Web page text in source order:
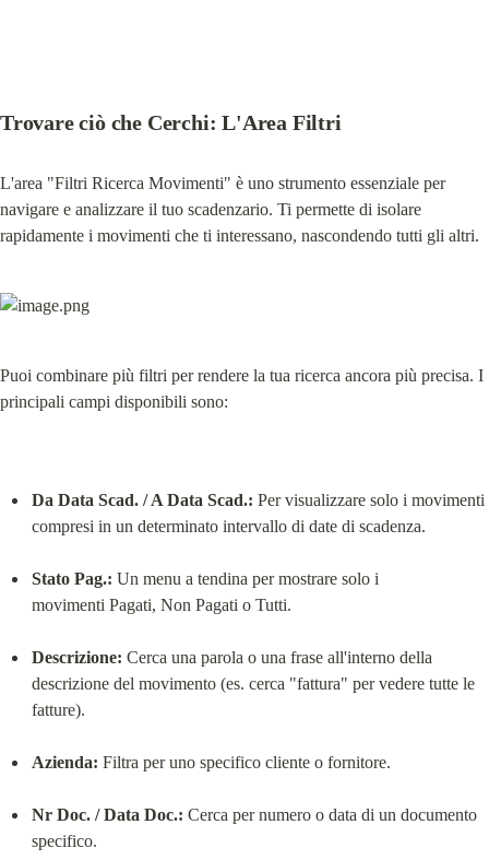
Trovare ciò che Cerchi: L'Area Filtri
L'area "Filtri Ricerca Movimenti" è uno strumento essenziale per
navigare e analizzare il tuo scadenzario. Ti permette di isolare
rapidamente i movimenti che ti interessano, nascondendo tutti gli altri.
Puoi combinare più filtri per rendere la tua ricerca ancora più precisa. I
principali campi disponibili sono:
Da Data Scad. / A Data Scad.: Per visualizzare solo i movimenti
compresi in un determinato intervallo di date di scadenza.
Stato Pag.: Un menu a tendina per mostrare solo i
movimenti Pagati, Non Pagati o Tutti.
Descrizione: Cerca una parola o una frase all'interno della
descrizione del movimento (es. cerca "fattura" per vedere tutte le
fatture).
Azienda: Filtra per uno specifico cliente o fornitore.
Nr Doc. / Data Doc.: Cerca per numero o data di un documento
specifico.